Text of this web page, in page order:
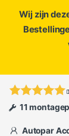
Wij zijn
11
Autopar